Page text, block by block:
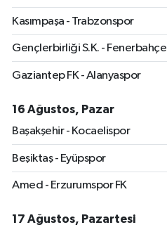
Kasımpaşa - Trabzonspor
Gençlerbirliği S.K. - Fenerbahçe
Gaziantep FK - Alanyaspor
16 Ağustos, Pazar
Başakşehir - Kocaelispor
Beşiktaş - Eyüpspor
Amed - Erzurumspor FK
17 Ağustos, Pazartesi